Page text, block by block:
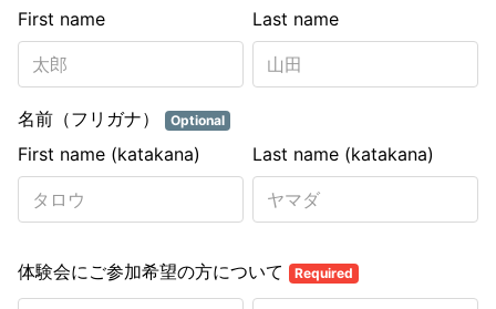
Last name
First name
名前（フリガナ） Optional
Last name (katakana)
First name (katakana)
体験会にご参加希望の方について Required